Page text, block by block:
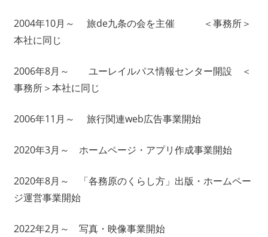
2004年10月～ 旅de九条の会を主催 ＜事務所＞
本社に同じ
2006年8月～ ユーレイルパス情報センター開設 ＜
事務所＞本社に同じ
2006年11月～ 旅行関連web広告事業開始
2020年3月～ ホームページ・アプリ作成事業開始
2020年8月～ 「各務原のくらし方」出版・ホームペー
ジ運営事業開始
2022年2月～ 写真・映像事業開始